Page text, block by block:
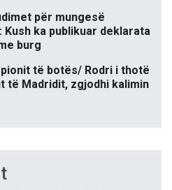
për mungesë
ka publikuar deklarata
burg
të botës/ Rodri i thotë
të Madridit, zgjodhi kalimin